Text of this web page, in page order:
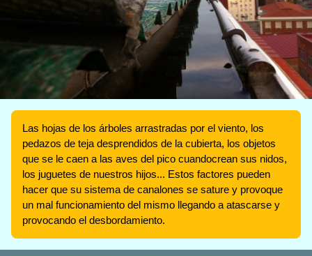
Las hojas de los árboles arrastradas por el viento, los
pedazos de teja desprendidos de la cubierta, los objetos
que se le caen a las aves del pico cuandocrean sus nidos,
los juguetes de nuestros hijos... Estos factores pueden
hacer que su sistema de canalones se sature y provoque
un mal funcionamiento del mismo llegando a atascarse y
provocando el desbordamiento.